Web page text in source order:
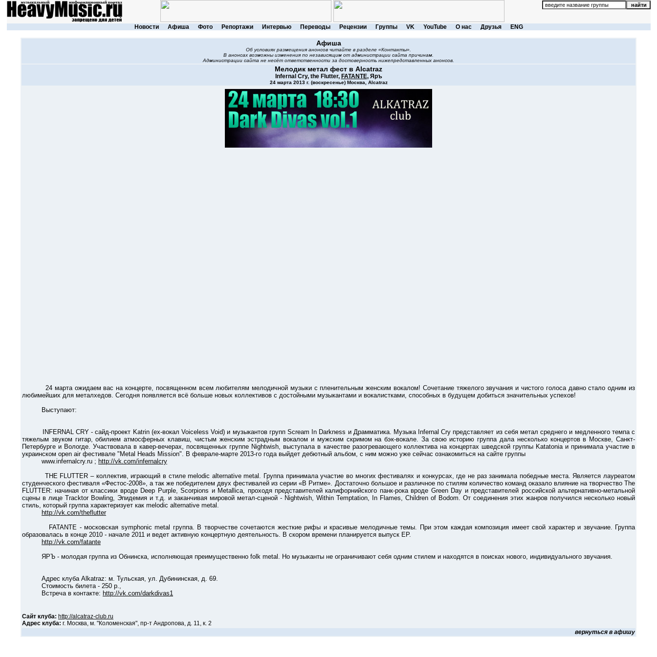
Новости Афиша Фото Репортажи Интервью Переводы Рецензии Группы VK YouTube О нас Друзья ENG
Афиша
Об условиях размещения анонсов читайте в разделе «Контакты».
В анонсах возможны изменения по независящим от администрации сайта причинам.
Администрации сайта не несёт ответственности за достоверность нижепредставленных анонсов.
Мелодик метал фест в Alcatraz
Infernal Cry, the Flutter, FATANTE, Яръ
24 марта 2013 г. (воскресенье) Москва, Alcatraz
24 марта ожидаем вас на концерте, посвященном всем любителям мелодичной музыки с пленительным женским вокалом! Сочетание тяжелого звучания и чистого голоса давно стало одним из
любимейших для металхедов. Сегодня появляется всё больше новых коллективов с достойными музыкантами и вокалистками, способных в будущем добиться значительных успехов!
Выступают:
INFERNAL CRY - сайд-проект Katrin (ex-вокал Voiceless Void) и музыкантов групп Scream In Darkness и Драмматика. Музыка Infernal Cry представляет из себя метал среднего и медленного темпа с
тяжелым звуком гитар, обилием атмосферных клавиш, чистым женским эстрадным вокалом и мужским скримом на бэк-вокале. За свою историю группа дала несколько концертов в Москве, Санкт-
Петербурге и Вологде. Участвовала в кавер-вечерах, посвященных группе Nightwish, выступала в качестве разогревающего коллектива на концертах шведской группы Katatonia и принимала участие в
украинском open air фестивале "Metal Heads Mission". В феврале-марте 2013-го года выйдет дебютный альбом, с ним можно уже сейчас ознакомиться на сайте группы
www.infernalcry.ru ; http://vk.com/infernalcry
THE FLUTTER – коллектив, играющий в стиле melodic alternative metal. Группа принимала участие во многих фестивалях и конкурсах, где не раз занимала победные места. Является лауреатом
студенческого фестиваля «Фестос-2008», а так же победителем двух фестивалей из серии «В Ритме». Достаточно большое и различное по стилям количество команд оказало влияние на творчество The
FLUTTER: начиная от классики вроде Deep Purple, Scorpions и Metallica, проходя представителей калифорнийского панк-рока вроде Green Day и представителей российской альтернативно-метальной
сцены в лице Tracktor Bowling, Эпидемия и т.д. и заканчивая мировой метал-сценой - Nightwish, Within Temptation, In Flames, Children of Bodom. От соединения этих жанров получился несколько новый
стиль, который группа характеризует как melodic alternative metal.
http://vk.com/theflutter
FATANTE - московская symphonic metal группа. В творчестве сочетаются жесткие рифы и красивые мелодичные темы. При этом каждая композиция имеет свой характер и звучание. Группа
образовалась в конце 2010 - начале 2011 и ведет активную концертную деятельность. В скором времени планируется выпуск EP.
http://vk.com/fatante
ЯРЪ - молодая группа из Обнинска, исполняющая преимущественно folk metal. Но музыканты не ограничивают себя одним стилем и находятся в поисках нового, индивидуального звучания.
Адрес клуба Alkatraz: м. Тульская, ул. Дубининская, д. 69.
Стоимость билета - 250 р.,
Встреча в контакте: http://vk.com/darkdivas1
Сайт клуба: http://alcatraz-club.ru
Адрес клуба: г. Москва, м. "Коломенская", пр-т Андропова, д. 11, к. 2
вернуться в афишу